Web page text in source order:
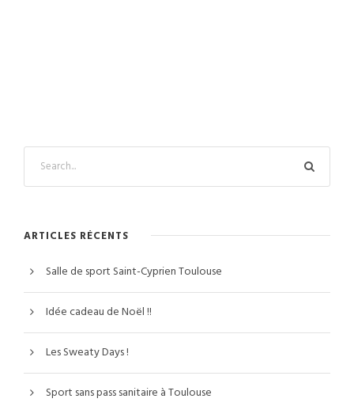
ARTICLES RÉCENTS
Salle de sport Saint-Cyprien Toulouse
Idée cadeau de Noël !!
Les Sweaty Days !
Sport sans pass sanitaire à Toulouse